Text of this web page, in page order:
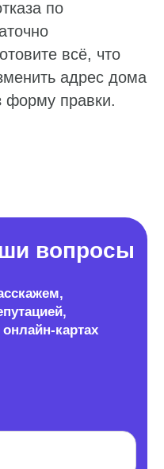
по
всё, что
адрес дома
форму правки.